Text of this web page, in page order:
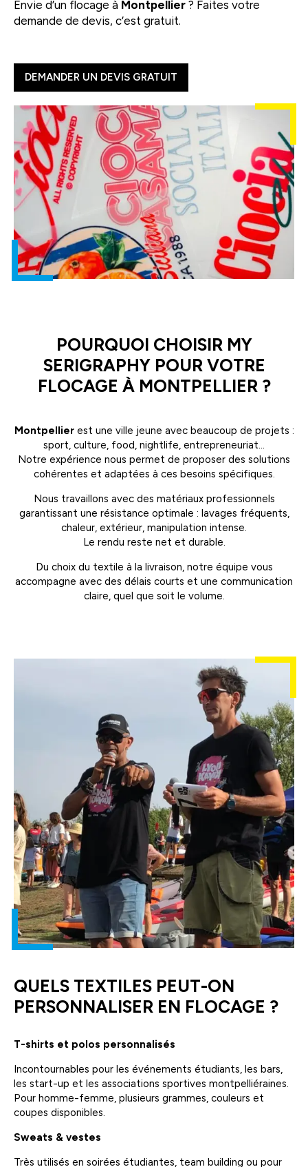
Envie d’un flocage à Montpellier ? Faites votre
demande de devis, c’est gratuit.
DEMANDER UN DEVIS GRATUIT
POURQUOI CHOISIR MY
SERIGRAPHY POUR VOTRE
FLOCAGE À MONTPELLIER ?
Montpellierest une ville jeune avec beaucoup de projets :
sport, culture, food, nightlife, entrepreneuriat…
Notre expérience nous permet de proposer des solutions
cohérentes et adaptées à ces besoins spécifiques.
Nous travaillons avec des matériaux professionnels
garantissant une résistance optimale : lavages fréquents,
chaleur, extérieur, manipulation intense.
Le rendu reste net et durable.
Du choix du textile à la livraison, notre équipe vous
accompagne avec des délais courts et une communication
claire, quel que soit le volume.
QUELS TEXTILES PEUT-ON
PERSONNALISER EN FLOCAGE ?
T-shirts et polos personnalisés
Incontournables pour les événements étudiants, les bars,
les start-up et les associations sportives montpelliéraines.
Pour homme-femme, plusieurs grammes, couleurs et
coupes disponibles.
Sweats & vestes
Très utilisés en soirées étudiantes, team building ou pour